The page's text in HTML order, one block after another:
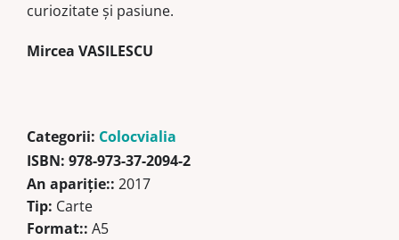
curiozitate și pasiune.
Mircea VASILESCU
Categorii: Colocvialia
ISBN: 978-973-37-2094-2
An apariţie:: 2017
Tip: Carte
Format:: A5